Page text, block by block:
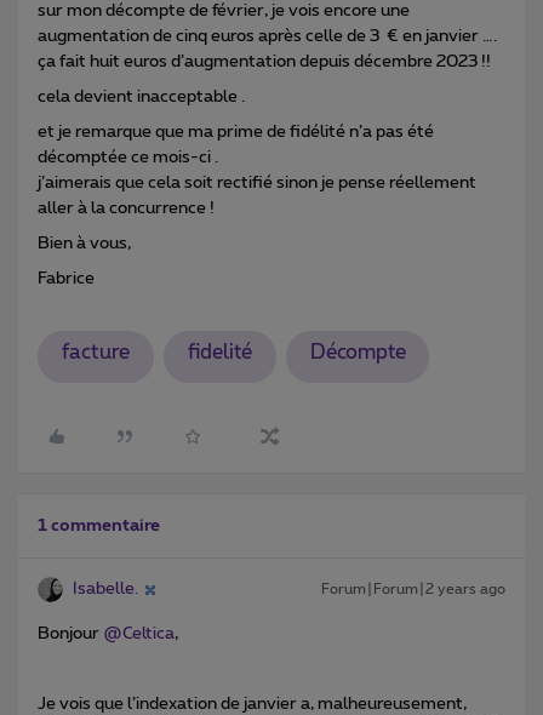
sur mon décompte de février, je vois encore une
augmentation de cinq euros après celle de 3 € en janvier ….
ça fait huit euros d’augmentation depuis décembre 2023 !!
cela devient inacceptable .
et je remarque que ma prime de fidélité n’a pas été
décomptée ce mois-ci .
j’aimerais que cela soit rectifié sinon je pense réellement
aller à la concurrence !
Bien à vous,
Fabrice
facture fidelité Décompte
1 commentaire
Isabelle. Forum|Forum|2 years ago
Bonjour @Celtica,
Je vois que l’indexation de janvier a, malheureusement,